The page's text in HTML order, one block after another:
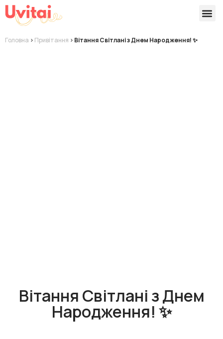
Головна > Привітання > Вітання Світлані з Днем Народження! ✨
Вітання Світлані з Днем
Народження! ✨